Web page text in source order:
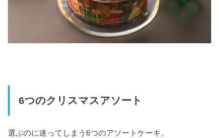
6つのクリスマスアソート
選ぶのに迷ってしまう6つのアソートケーキ。